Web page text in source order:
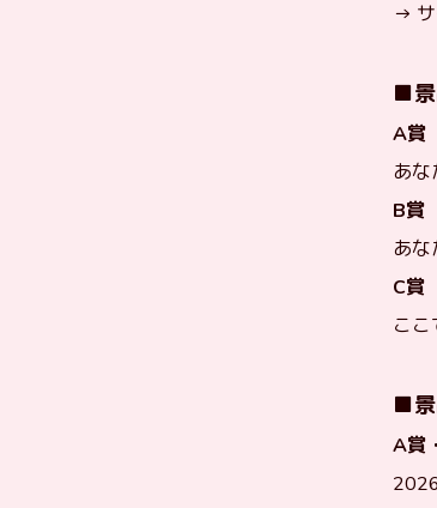
→ サ
■景
A賞
あ
B賞
あ
C賞
こ
■景
A賞